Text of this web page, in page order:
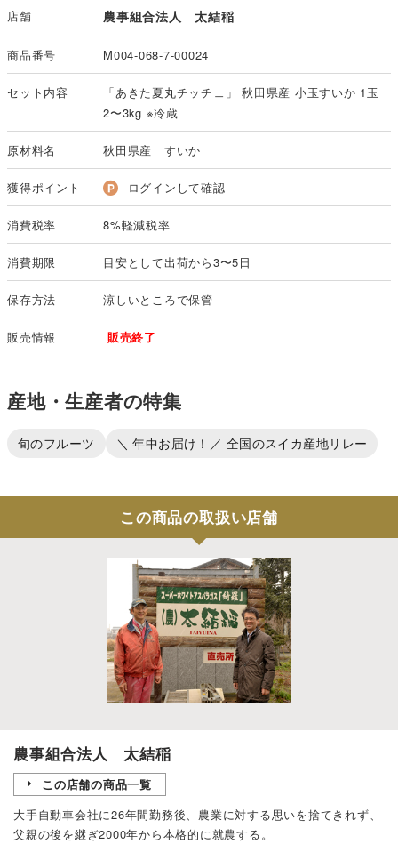
店舗 農事組合法人 太結稲
商品番号 M004-068-7-00024
セット内容
「あきた夏丸チッチェ」 秋田県産 小玉すいか 1玉
2〜3kg ※冷蔵
原材料名 秋田県産 すいか
獲得ポイント ログインして確認
消費税率 8%軽減税率
消費期限 目安として出荷から3〜5日
保存方法 涼しいところで保管
販売情報 販売終了
産地・生産者の特集
旬のフルーツ ＼ 年中お届け！／ 全国のスイカ産地リレー
この商品の取扱い店舗
農事組合法人 太結稲
この店舗の商品一覧
大手自動車会社に26年間勤務後、農業に対する思いを捨てきれず、
父親の後を継ぎ2000年から本格的に就農する。